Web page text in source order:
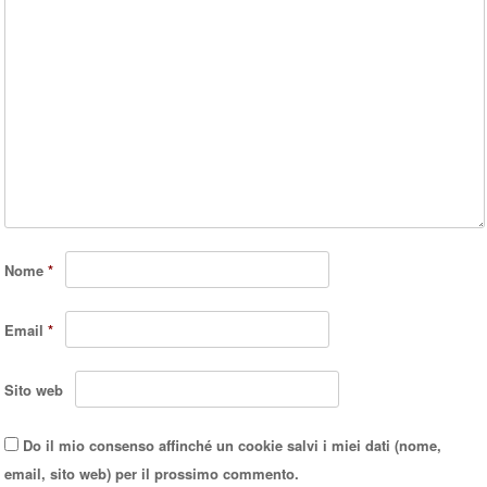
Nome*
Email*
Sito web
Do il mio consenso affinché un cookie salvi i miei dati (nome,
email, sito web) per il prossimo commento.